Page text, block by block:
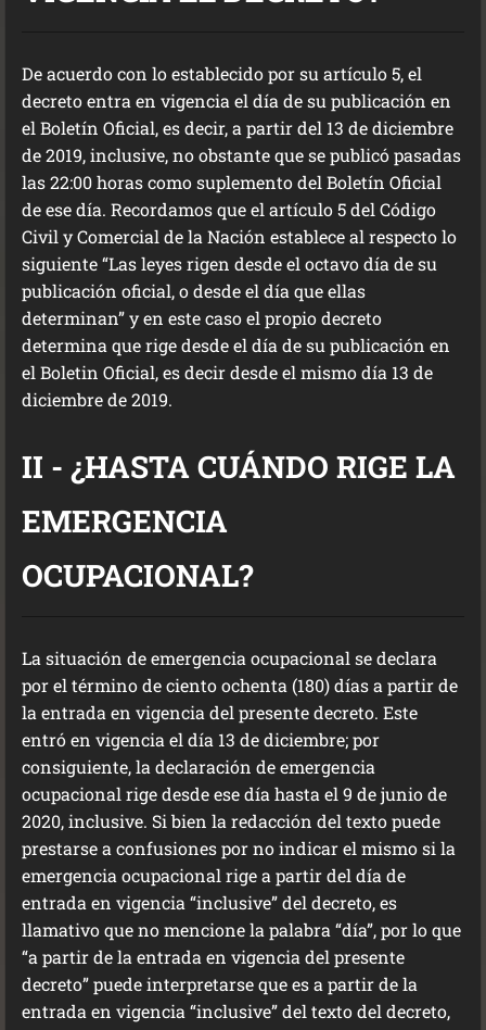
De acuerdo con lo establecido por su artículo 5, el
decreto entra en vigencia el día de su publicación en
el Boletín Oficial, es decir, a partir del 13 de diciembre
de 2019, inclusive, no obstante que se publicó pasadas
las 22:00 horas como suplemento del Boletín Oficial
de ese día. Recordamos que el artículo 5 del Código
Civil y Comercial de la Nación establece al respecto lo
siguiente “Las leyes rigen desde el octavo día de su
publicación oficial, o desde el día que ellas
determinan” y en este caso el propio decreto
determina que rige desde el día de su publicación en
el Boletin Oficial, es decir desde el mismo día 13 de
diciembre de 2019.
II - ¿HASTA CUÁNDO RIGE LA
EMERGENCIA
OCUPACIONAL?
La situación de emergencia ocupacional se declara
por el término de ciento ochenta (180) días a partir de
la entrada en vigencia del presente decreto. Este
entró en vigencia el día 13 de diciembre; por
consiguiente, la declaración de emergencia
ocupacional rige desde ese día hasta el 9 de junio de
2020, inclusive. Si bien la redacción del texto puede
prestarse a confusiones por no indicar el mismo si la
emergencia ocupacional rige a partir del día de
entrada en vigencia “inclusive” del decreto, es
llamativo que no mencione la palabra “día”, por lo que
“a partir de la entrada en vigencia del presente
decreto” puede interpretarse que es a partir de la
entrada en vigencia “inclusive” del texto del decreto,